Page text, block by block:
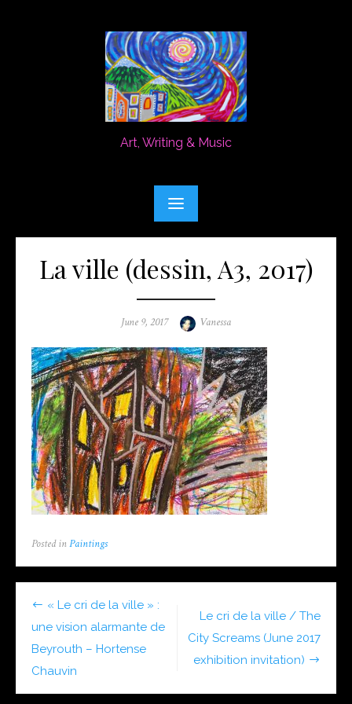
Art, Writing & Music
La ville (dessin, A3, 2017)
Posted
June 9, 2017 Author
Vanessa
Posted in Paintings
Post
navigation
Le cri de la ville / The
City Screams (June 2017
exhibition invitation)
« Le cri de la ville » :
une vision alarmante de
Beyrouth – Hortense
Chauvin